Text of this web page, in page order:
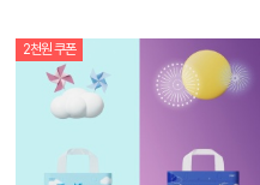
2천원 쿠폰